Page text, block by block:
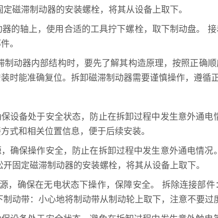
磁滞制动器的安装螺栓，将其从设备上取下。
的轴上，使用合适的工具拧下螺栓，取下制动盘。
。
动器内部结构时，要先了解其构造原理，按照正确
时能准确复位。拆卸磁滞制动器需要谨慎操作，遵循
设备处于安全状态，防止在拆卸过程中发生意外通
式和相关位置信息，便于后续安装。
确保操作安全，防止在拆卸过程中发生意外通电情
固定磁滞制动器的安装螺栓，将其从设备上取下。
，确保在无电状态下操作，保障安全。 拆除连接部
动带：小心地将制动带从制动轮上取下，注意不要过